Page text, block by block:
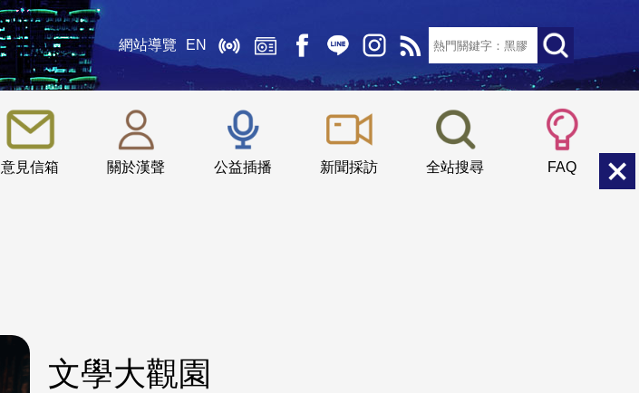
網站導覽 EN
意見信箱 關於漢聲 公益插播 新聞採訪 全站搜尋 FAQ
::: 小 中
文學大觀園